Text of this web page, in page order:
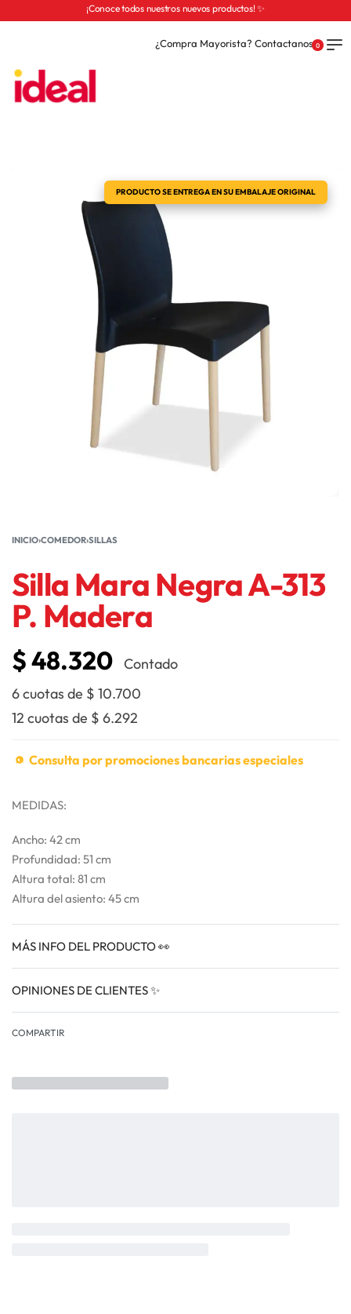
¡Conoce todos nuestros nuevos productos! ✨
¿Compra Mayorista? Contactanos 0
PRODUCTO SE ENTREGA EN SU EMBALAJE ORIGINAL
INICIO›COMEDOR›SILLAS
Silla Mara Negra A-313
P. Madera
$48.320
Contado
6 cuotas de $ 10.700
12 cuotas de $ 6.292
Consulta por promociones bancarias especiales
MEDIDAS:
Ancho: 42 cm
Profundidad: 51 cm
Altura total: 81 cm
Altura del asiento: 45 cm
MÁS INFO DEL PRODUCTO 👀
OPINIONES DE CLIENTES ✨
COMPARTIR